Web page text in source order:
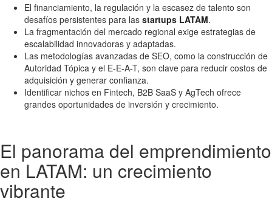
El financiamiento, la regulación y la escasez de talento son
desafíos persistentes para las startups LATAM.
La fragmentación del mercado regional exige estrategias de
escalabilidad innovadoras y adaptadas.
Las metodologías avanzadas de SEO, como la construcción de
Autoridad Tópica y el E-E-A-T, son clave para reducir costos de
adquisición y generar confianza.
Identificar nichos en Fintech, B2B SaaS y AgTech ofrece
grandes oportunidades de inversión y crecimiento.
El panorama del emprendimiento
en LATAM: un crecimiento
vibrante